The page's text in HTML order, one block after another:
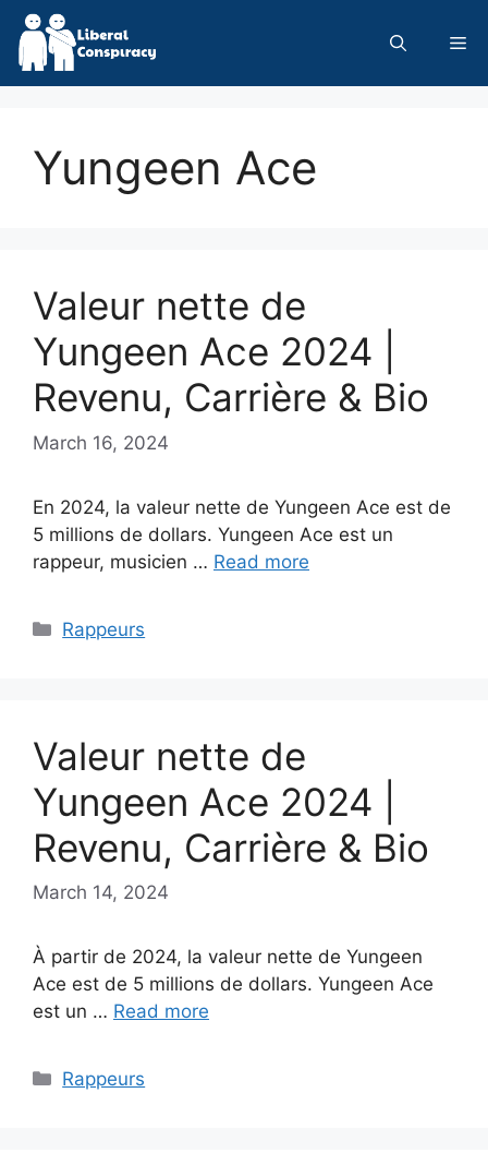
Skip
content
Yungeen Ace
Valeur nette de
Yungeen Ace 2024 |
Revenu, Carrière & Bio
March 16, 2024
En 2024, la valeur nette de Yungeen Ace est de
5 millions de dollars. Yungeen Ace est un
rappeur, musicien … Read more
Categories
Rappeurs
Valeur nette de
Yungeen Ace 2024 |
Revenu, Carrière & Bio
March 14, 2024
À partir de 2024, la valeur nette de Yungeen
Ace est de 5 millions de dollars. Yungeen Ace
est un … Read more
Categories
Rappeurs